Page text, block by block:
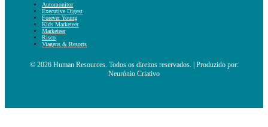
Automonitor
Executive Digest
Forever Young
Kids Marketeer
Marketeer
Risco
Viagens & Resorts
© 2026 Human Resources. Todos os direitos reservados. | Produzido por:
Neurónio Criativo